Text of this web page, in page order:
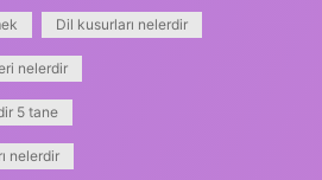
Dil kusurları nelerdir
nelerdir
5 tane
nelerdir